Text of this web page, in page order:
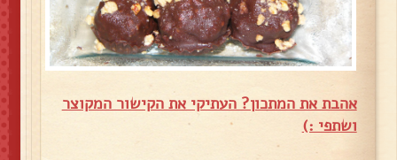
אהבת את המתכון? העתיקי את הקישור המקוצר
ושתפי :)